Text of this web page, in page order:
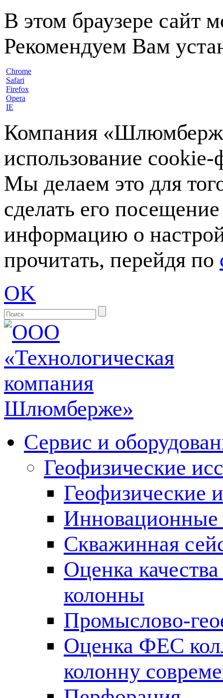
В этом браузере сайт
Рекомендуем Вам
Chrome
Safari
Firefox
Opera
IE
Компания
использование
Мы делаем это для
сделать его
информацию о
прочитать, перейдя по
OK
Сервис и
Геофизические
Геофизические
Инновационные
Скважинная
Оценка
колонны
Промыслово-
Оценка ФЕС
колонну